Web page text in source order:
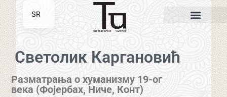
Светолик Каргановић
Разматрања о хуманизму 19-ог
века (Фојербах, Ниче, Конт)
SR
EN